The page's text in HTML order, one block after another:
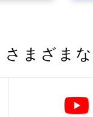
さまざま